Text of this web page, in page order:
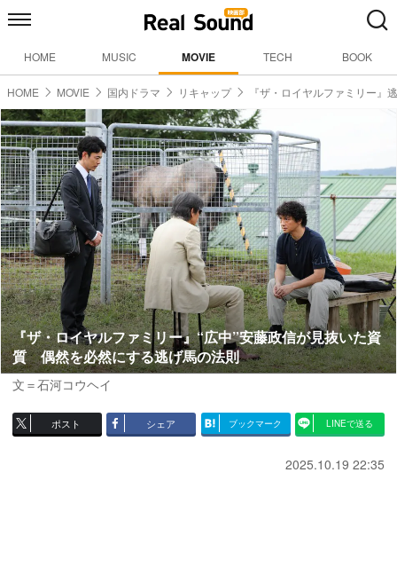
HOME MUSIC MOVIE TECH BOOK
HOME MOVIE 国内ドラマ リキャップ 『ザ・ロイヤルファミリー』
『ザ・ロイヤルファミリー』“広中”安藤政信が見抜いた資
質 偶然を必然にする逃げ馬の法則
文＝石河コウヘイ
ポスト シェア ブックマーク LINEで送る
2025.10.19 22:35